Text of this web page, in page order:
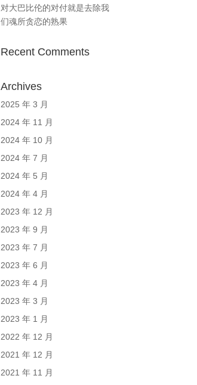
对大巴比伦的对付就是去除我
们魂所贪恋的熟果
Recent Comments
Archives
2025 年 3 月
2024 年 11 月
2024 年 10 月
2024 年 7 月
2024 年 5 月
2024 年 4 月
2023 年 12 月
2023 年 9 月
2023 年 7 月
2023 年 6 月
2023 年 4 月
2023 年 3 月
2023 年 1 月
2022 年 12 月
2021 年 12 月
2021 年 11 月